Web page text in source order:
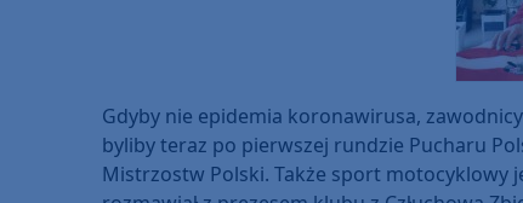
Gdyby nie epidemia koronawirusa,
byliby teraz po pierwszej rundzie Pucharu
Mistrzostw Polski. Także sport motocyklowy